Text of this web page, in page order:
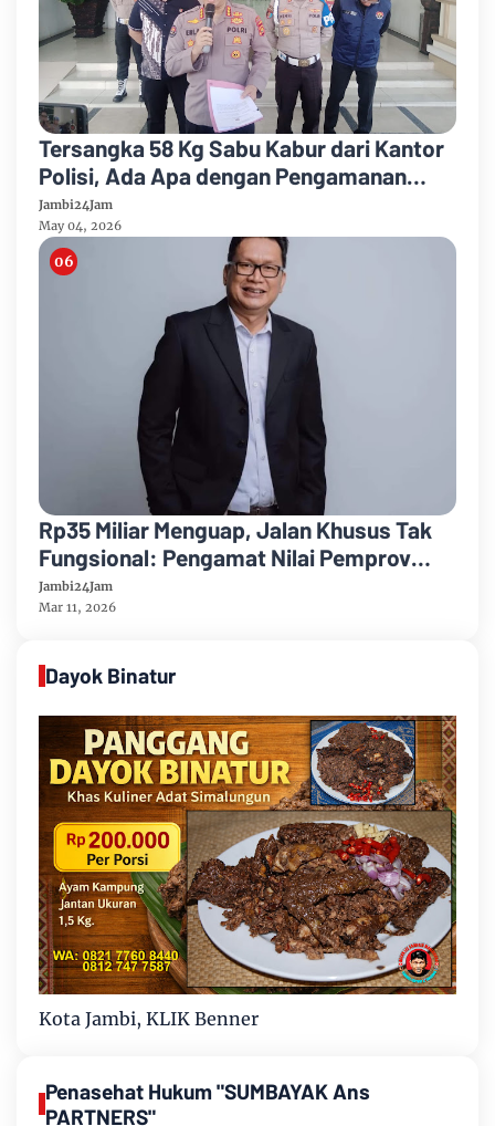
Tersangka 58 Kg Sabu Kabur dari Kantor
Polisi, Ada Apa dengan Pengamanan
Polda Jambi?
Jambi24Jam
May 04, 2026
Rp35 Miliar Menguap, Jalan Khusus Tak
Fungsional: Pengamat Nilai Pemprov
Jambi Gagal Atasi Krisis Batu Bara
Jambi24Jam
Mar 11, 2026
Dayok Binatur
Kota Jambi, KLIK Benner
Penasehat Hukum "SUMBAYAK Ans
PARTNERS"